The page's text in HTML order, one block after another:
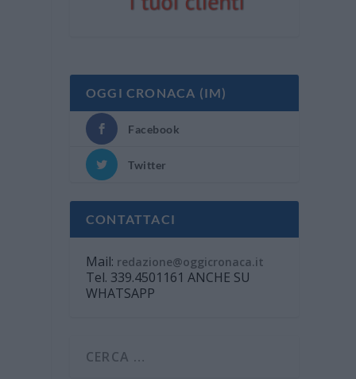
OGGI CRONACA (IM)
Facebook
Twitter
CONTATTACI
Mail: redazione@oggicronaca.it
Tel. 339.4501161 ANCHE SU
WHATSAPP